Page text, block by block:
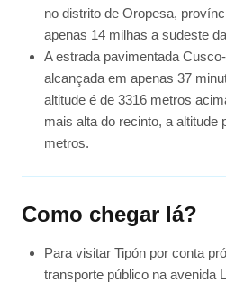
no distrito de Oropesa,
apenas 14 milhas a sudeste
A estrada pavimentada
alcançada em apenas 37
altitude é de 3316 metros
mais alta do recinto, a altitude
metros.
Como chegar lá?
Para visitar Tipón por conta
transporte público na avenida